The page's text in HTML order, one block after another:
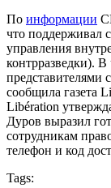
По информации
что поддерживал
управления
контрразведки). В
представителями
сообщила газета
Libération
Дуров выразил
сотрудникам
телефон и код
Tags: